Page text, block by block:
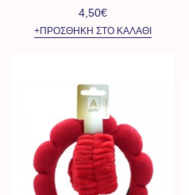
4,50€
+ΠΡΟΣΘΉΚΗ ΣΤΟ ΚΑΛΆΘΙ